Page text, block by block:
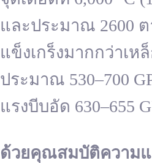
และประมาณ 2600
แข็งเกร็งมากกว่าเ
ประมาณ 530–700
แรงบีบอัด 630–655
ด้วยคุณสมบัติความแ